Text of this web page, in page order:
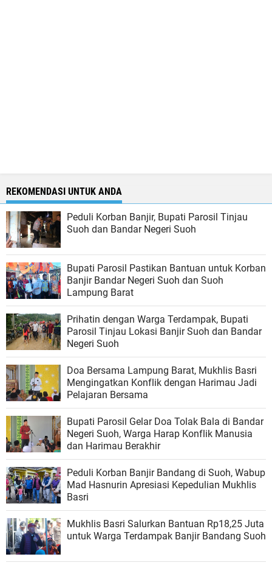
REKOMENDASI UNTUK ANDA
Peduli Korban Banjir, Bupati Parosil Tinjau
Suoh dan Bandar Negeri Suoh
Bupati Parosil Pastikan Bantuan untuk Korban
Banjir Bandar Negeri Suoh dan Suoh
Lampung Barat
Prihatin dengan Warga Terdampak, Bupati
Parosil Tinjau Lokasi Banjir Suoh dan Bandar
Negeri Suoh
Doa Bersama Lampung Barat, Mukhlis Basri
Mengingatkan Konflik dengan Harimau Jadi
Pelajaran Bersama
Bupati Parosil Gelar Doa Tolak Bala di Bandar
Negeri Suoh, Warga Harap Konflik Manusia
dan Harimau Berakhir
Peduli Korban Banjir Bandang di Suoh, Wabup
Mad Hasnurin Apresiasi Kepedulian Mukhlis
Basri
Mukhlis Basri Salurkan Bantuan Rp18,25 Juta
untuk Warga Terdampak Banjir Bandang Suoh